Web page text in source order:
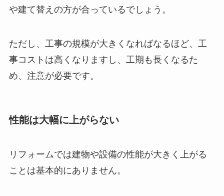
や建て替えの方が合っているでしょう。
ただし、工事の規模が大きくなればなるほど、工
事コストは高くなりますし、工期も長くなるた
め、注意が必要です。
性能は大幅に上がらない
リフォームでは建物や設備の性能が大きく上がる
ことは基本的にありません。